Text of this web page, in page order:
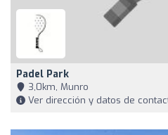
Padel Park
3,0km, Munro
Ver dirección y datos de